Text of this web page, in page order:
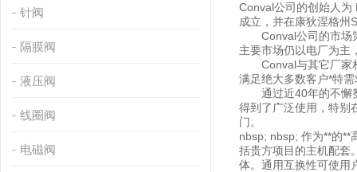
针阀
隔膜阀
液压阀
线圈阀
电磁阀
Conval公司的创始人为
成立，并在康狄涅格州
Conval公司的市场策
主要市场仍以电厂为
Conval与其它厂家相
满足绝大多数客户*
通过近40年的不懈努
得到了广泛使用，特别
门。
nbsp; nbsp; 作为**的**
括贵方项目的主机配套
体。通用互换性可使用